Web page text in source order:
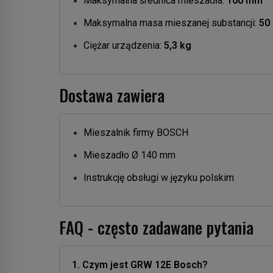
Maksymalna masa mieszanej substancji: 50
Ciężar urządzenia: 5,3 kg
Dostawa zawiera
Mieszalnik firmy BOSCH
Mieszadło Ø 140 mm
Instrukcję obsługi w języku polskim
FAQ - często zadawane pytania
1. Czym jest GRW 12E Bosch?